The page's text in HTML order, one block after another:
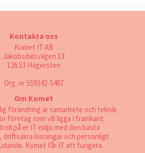
Kontakta oss
Komet IT AB
Jakobsdalsvägen 13
126 53 Hägersten
Org. nr 559342-5407
Om Komet
förändring är samarbete och teknik
företag som vill ligga i framkant.
på er IT-miljö med den bästa
lösningar och personligt
Komet får IT att fungera.